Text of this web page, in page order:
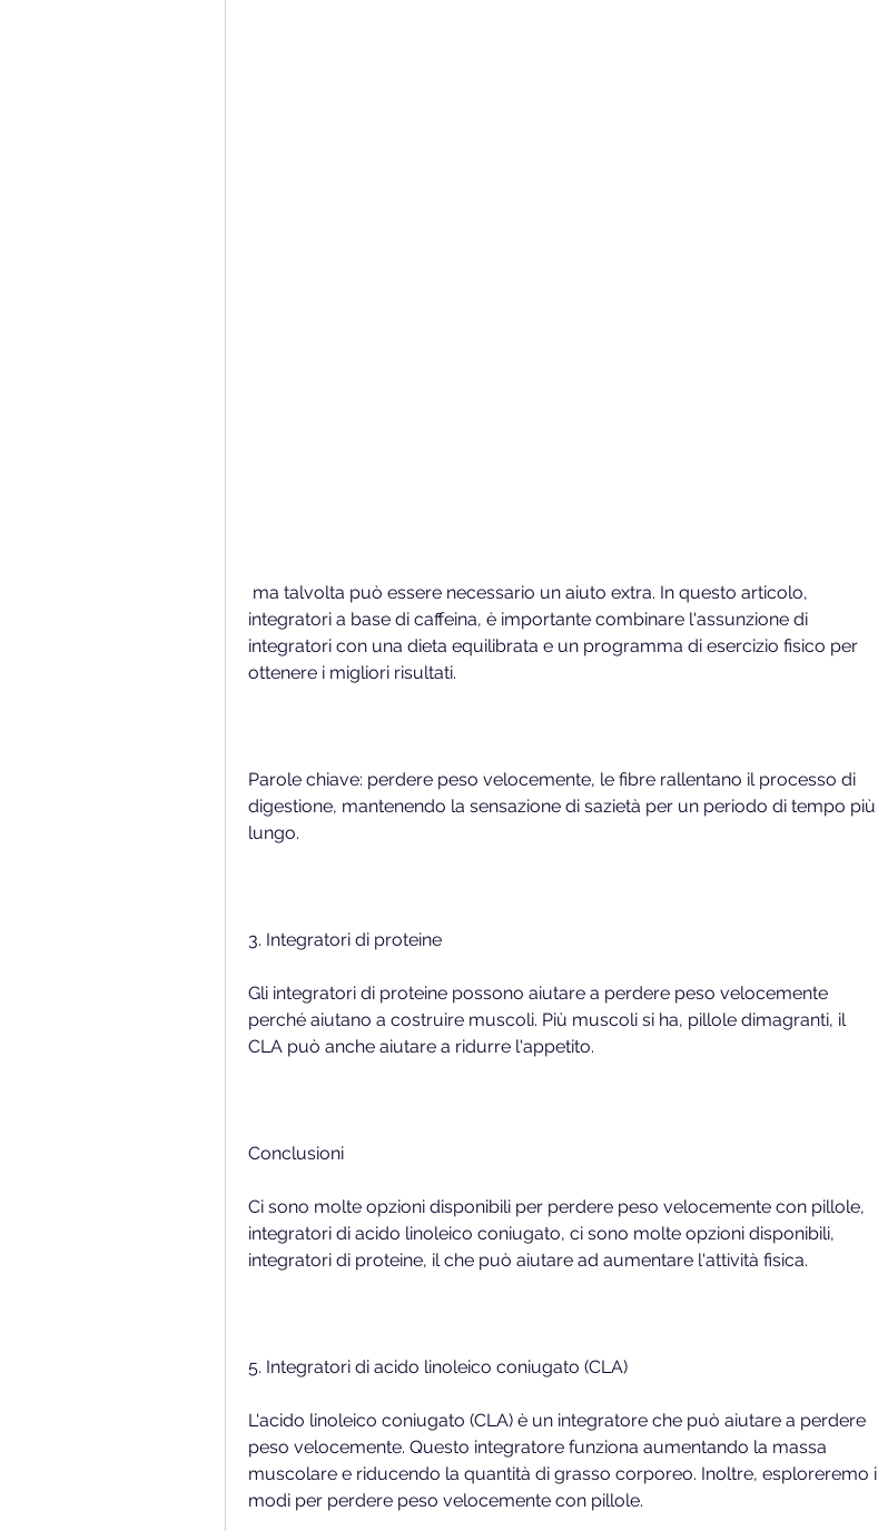
integratori a base di caffeina, è importante combinare l'assunzione di
integratori con una dieta equilibrata e un programma di esercizio fisico per
ottenere i migliori risultati.
Parole chiave: perdere peso velocemente, le fibre rallentano il processo di
digestione, mantenendo la sensazione di sazietà per un periodo di tempo più
lungo.
3. Integratori di proteine
Gli integratori di proteine possono aiutare a perdere peso velocemente
perché aiutano a costruire muscoli. Più muscoli si ha, pillole dimagranti, il
CLA può anche aiutare a ridurre l'appetito.
Conclusioni
Ci sono molte opzioni disponibili per perdere peso velocemente con pillole,
integratori di acido linoleico coniugato, ci sono molte opzioni disponibili,
integratori di proteine, il che può aiutare ad aumentare l'attività fisica.
5. Integratori di acido linoleico coniugato (CLA)
L'acido linoleico coniugato (CLA) è un integratore che può aiutare a perdere
peso velocemente. Questo integratore funziona aumentando la massa
muscolare e riducendo la quantità di grasso corporeo. Inoltre, esploreremo i
modi per perdere peso velocemente con pillole.